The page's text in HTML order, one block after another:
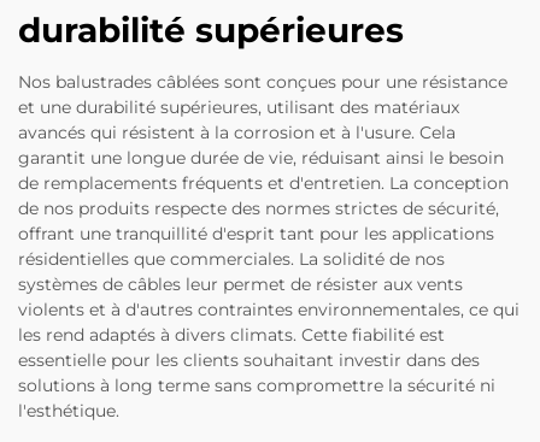
durabilité supérieures
Nos balustrades câblées sont conçues pour une résistance
et une durabilité supérieures, utilisant des matériaux
avancés qui résistent à la corrosion et à l'usure. Cela
garantit une longue durée de vie, réduisant ainsi le besoin
de remplacements fréquents et d'entretien. La conception
de nos produits respecte des normes strictes de sécurité,
offrant une tranquillité d'esprit tant pour les applications
résidentielles que commerciales. La solidité de nos
systèmes de câbles leur permet de résister aux vents
violents et à d'autres contraintes environnementales, ce qui
les rend adaptés à divers climats. Cette fiabilité est
essentielle pour les clients souhaitant investir dans des
solutions à long terme sans compromettre la sécurité ni
l'esthétique.